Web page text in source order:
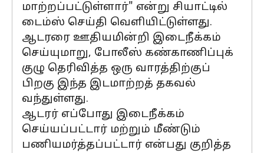
மாற்றப்பட்டுள்ளார்" என்று சியாட்டில்
டைம்ஸ் செய்தி வெளியிட்டுள்ளது.
ஆடரரை ஊதியமின்றி இடைநீக்கம்
செய்யுமாறு, போலீஸ் கண்காணிப்புக்
குழு தெரிவித்த ஒரு வாரத்திற்குப்
பிறகு இந்த இடமாற்றத் தகவல்
வந்துள்ளது.
ஆடரர் எப்போது இடைநீக்கம்
செய்யப்பட்டார் மற்றும் மீண்டும்
பணியமர்த்தப்பட்டார் என்பது குறித்த